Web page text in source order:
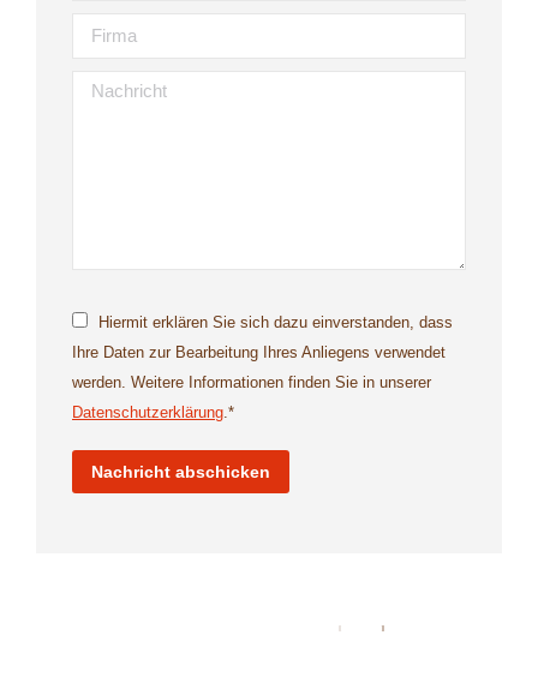
Firma
Nachricht
Hiermit erklären Sie sich dazu einverstanden, dass
Ihre Daten zur Bearbeitung Ihres Anliegens verwendet
werden. Weitere Informationen finden Sie in unserer
Datenschutzerklärung.*
Nachricht abschicken